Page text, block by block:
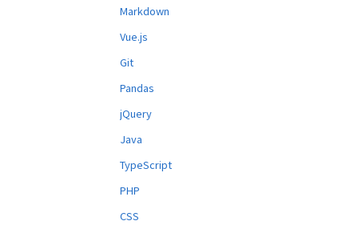
Markdown
Vue.js
Git
Pandas
jQuery
Java
TypeScript
PHP
CSS